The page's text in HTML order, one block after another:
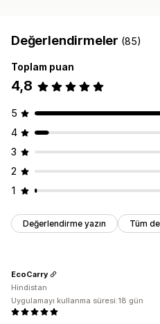
Değerlendirmeler (85)
Toplam puan
4,8
5
4
3
2
1
Değerlendirme yazın Tüm
EcoCarry
Hindistan
Uygulamayı kullanma süresi:18 gün